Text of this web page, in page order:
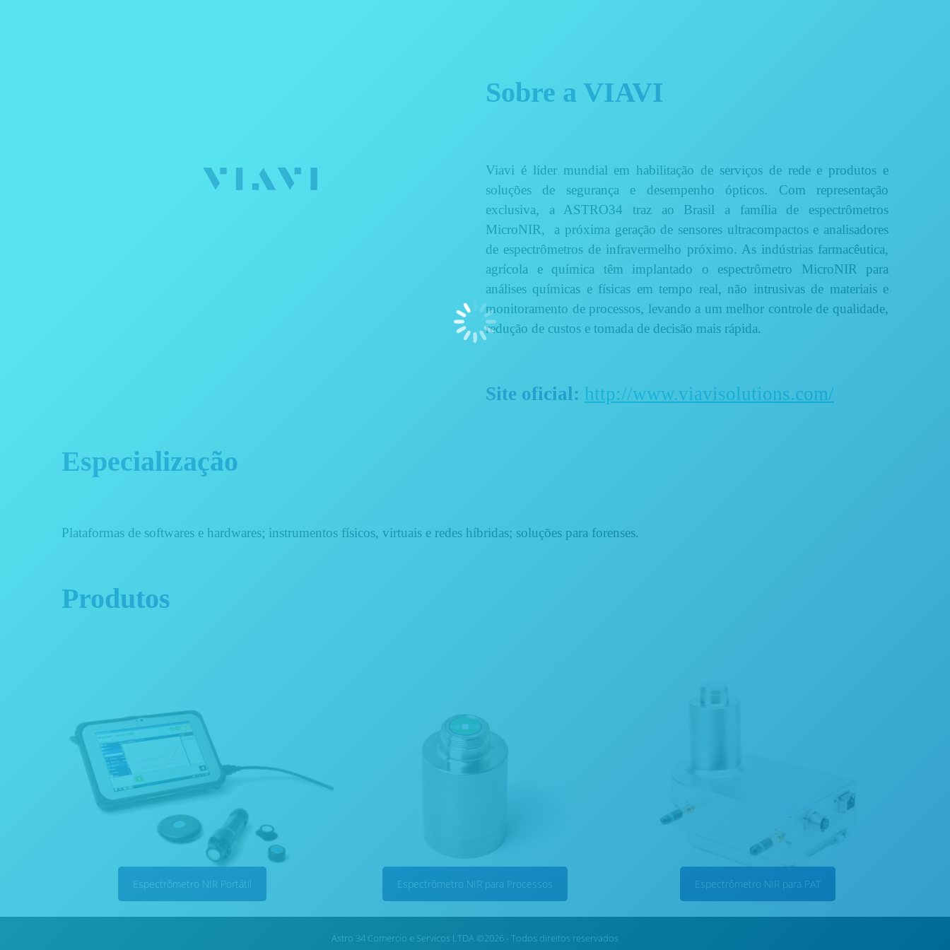
Sobre a VIAVI
Viavi é líder mundial em habilitação de serviços de rede e produtos e
soluções de segurança e desempenho ópticos. Com representação
exclusiva, a ASTRO34 traz ao Brasil a família de espectrômetros
MicroNIR, a próxima geração de sensores ultracompactos e analisadores
de espectrômetros de infravermelho próximo. As indústrias farmacêutica,
agrícola e química têm implantado o espectrômetro MicroNIR para
análises químicas e físicas em tempo real, não intrusivas de materiais e
monitoramento de processos, levando a um melhor controle de qualidade,
redução de custos e tomada de decisão mais rápida.
Site oficial: http://www.viavisolutions.com/
Especialização
Plataformas de softwares e hardwares; instrumentos físicos, virtuais e redes híbridas; soluções para forenses.
Produtos
Espectrômetro NIR Portátil Espectrômetro NIR para Processos Espectrômetro NIR para PAT
Astro 34 Comercio e Servicos LTDA ©2026 - Todos direitos reservados